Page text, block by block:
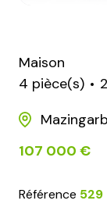
Maison
4 pièce(s)
107 000 €
Référence 529